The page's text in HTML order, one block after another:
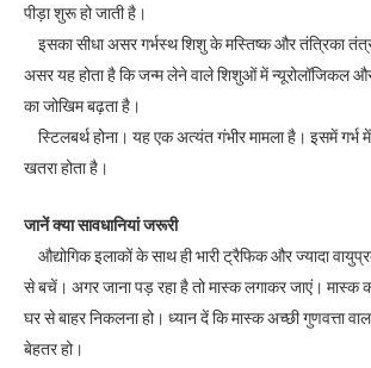
पीड़ा शुरू हो जाती है।
इसका सीधा असर गर्भस्थ शिशु के मस्तिष्क और तंत्रिका
असर यह होता है कि जन्म लेने वाले शिशुओं में न्यूरोलॉजिकल
का जोखिम बढ़ता है।
स्टिलबर्थ होना। यह एक अत्यंत गंभीर मामला है। इसमें गर्भ
खतरा होता है।
जानें क्या सावधानियां जरूरी
औद्योगिक इलाकों के साथ ही भारी ट्रैफिक और ज्यादा
से बचें। अगर जाना पड़ रहा है तो मास्क लगाकर जाएं।
घर से बाहर निकलना हो। ध्यान दें कि मास्क अच्छी गुणवत्ता
बेहतर हो।